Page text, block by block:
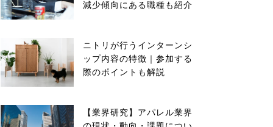
減少傾向にある職種も紹介
ニトリが行うインターンシ
ップ内容の特徴｜参加する
際のポイントも解説
【業界研究】アパレル業界